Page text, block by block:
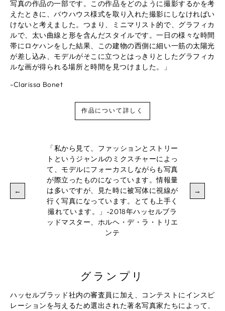
写真の作品の一部です。この作品をどのように撮影するかを考
えたときに、バウハウス様式を取り入れた撮影にしなければい
けないと考えました。つまり、ミニマリスト的で、グラフィカ
ルで、太い曲線と形を含んだスタイルです。一日の様々な時間
帯にロケハンをした結果、この建物の西側に細い一筋の太陽光
が差し込み、モデルがそこに立つとはっきりとしたグラフィカ
ルな画が得られる場所と時間を見つけました。」
-Clarissa Bonet
作品について詳しく
←
「私から見て、ファッションとストリー
トというジャンルのミクスチャーによっ
て、モデルにフォーカスしながらも写真
が際立ったものになっています。情報量
は多いですが、見た時に被写体に視線が
行く写真になっています。とても上手く
撮れています。」-2018年ハッセルブラ
ッドマスター、ホルヘ・デ・ラ・トリエ
ンテ
→
グランプリ
ハッセルブラッド社内の審査員に加え、コンテストにインスピ
レーションを与えるため選出された著名写真家たちによって、